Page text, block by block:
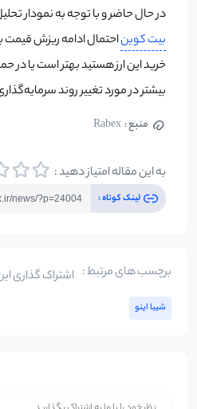
در حال حاضر و با توجه به نمودار
بیت کویناحتمال ادامه ریزش قیمت
خرید این ارز هستید بهتر است یا در
بیشتر در مورد تغییر روند
منبع : Rabex
به این مقاله امتیاز دهید :
لینک کوتاه :
برچسب های مرتبط :
شیبا اینو
اشتراک گذاری